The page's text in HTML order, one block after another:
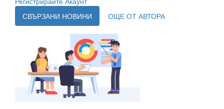
СВЪРЗАНИ НОВИНИ
ОЩЕ ОТ АВТОРА